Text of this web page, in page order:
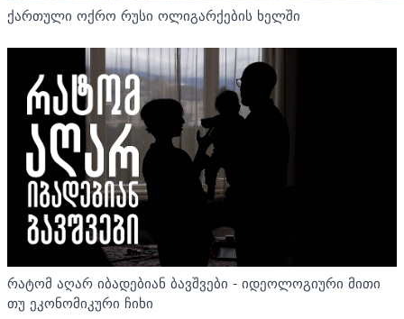
ქართული ოქრო რუსი ოლიგარქების ხელში
რატომ აღარ იბადებიან ბავშვები - იდეოლოგიური მითი
თუ ეკონომიკური ჩიხი